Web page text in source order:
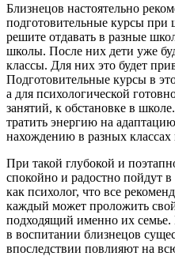
Близнецов настоятельно
подготовительные курсы
решите отдавать в разные
школы. После них дети уже
классы. Для них это будет
Подготовительные курсы в
а для психологической
занятий, к обстановке в
тратить энергию на
нахождению в разных классах
При такой глубокой и
спокойно и радостно пойдут
как психолог, что все
каждый может проложить
подходящий именно их семье.
в воспитании близнецов
впоследствии повлияют на